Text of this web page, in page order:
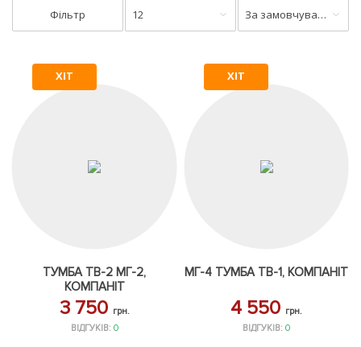
Фільтр 12 За замовчуванням
ХІТ
ТУМБА ТВ-2 МГ-2,
КОМПАНІТ
3 750 грн.
ВІДГУКІВ: 0
ХІТ
МГ-4 ТУМБА ТВ-1, КОМПАНІТ
4 550 грн.
ВІДГУКІВ:0